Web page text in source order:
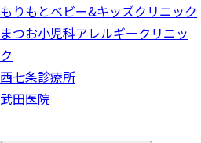
もりもとベビー&キッズクリニック
まつお小児科アレルギークリニッ
ク
西七条診療所
武田医院